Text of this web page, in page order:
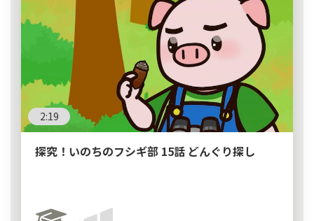
2:19
探究！いのちのフシギ部 15話 どんぐり探し